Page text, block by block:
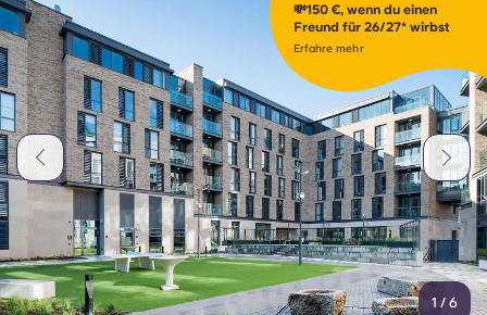
💸150 €, wenn du einen
Freund für 26/27* wirbst
Erfahre mehr
1 / 6